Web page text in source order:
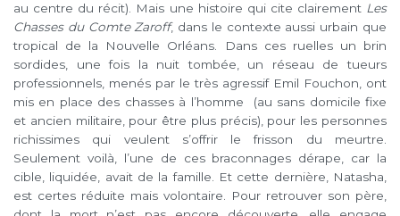
au centre du récit). Mais une histoire qui cite clairement Les
Chasses du Comte Zaroff, dans le contexte aussi urbain que
tropical de la Nouvelle Orléans. Dans ces ruelles un brin
sordides, une fois la nuit tombée, un réseau de tueurs
professionnels, menés par le très agressif Emil Fouchon, ont
mis en place des chasses à l’homme (au sans domicile fixe
et ancien militaire, pour être plus précis), pour les personnes
richissimes qui veulent s’offrir le frisson du meurtre.
Seulement voilà, l’une de ces braconnages dérape, car la
cible, liquidée, avait de la famille. Et cette dernière, Natasha,
est certes réduite mais volontaire. Pour retrouver son père,